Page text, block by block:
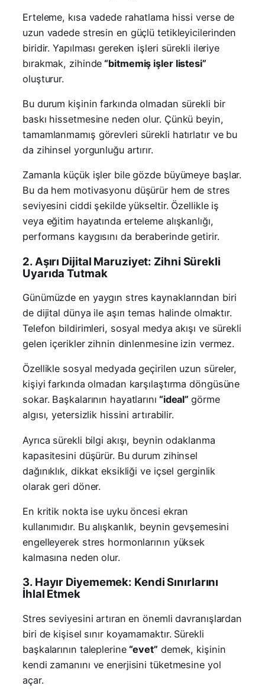
Erteleme, kısa vadede rahatlama hissi verse de
uzun vadede stresin en güçlü tetikleyicilerinden
biridir. Yapılması gereken işleri sürekli ileriye
bırakmak, zihinde “bitmemiş işler listesi”
oluşturur.
Bu durum kişinin farkında olmadan sürekli bir
baskı hissetmesine neden olur. Çünkü beyin,
tamamlanmamış görevleri sürekli hatırlatır ve bu
da zihinsel yorgunluğu artırır.
Zamanla küçük işler bile gözde büyümeye başlar.
Bu da hem motivasyonu düşürür hem de stres
seviyesini ciddi şekilde yükseltir. Özellikle iş
veya eğitim hayatında erteleme alışkanlığı,
performans kaygısını da beraberinde getirir.
2. Aşırı Dijital Maruziyet: Zihni Sürekli
Uyarıda Tutmak
Günümüzde en yaygın stres kaynaklarından biri
de dijital dünya ile aşırı temas halinde olmaktır.
Telefon bildirimleri, sosyal medya akışı ve sürekli
gelen içerikler zihnin dinlenmesine izin vermez.
Özellikle sosyal medyada geçirilen uzun süreler,
kişiyi farkında olmadan karşılaştırma döngüsüne
sokar. Başkalarının hayatlarını “ideal”görme
algısı, yetersizlik hissini artırabilir.
Ayrıca sürekli bilgi akışı, beynin odaklanma
kapasitesini düşürür. Bu durum zihinsel
dağınıklık, dikkat eksikliği ve içsel gerginlik
olarak geri döner.
En kritik nokta ise uyku öncesi ekran
kullanımıdır. Bu alışkanlık, beynin gevşemesini
engelleyerek stres hormonlarının yüksek
kalmasına neden olur.
3. Hayır Diyememek: Kendi Sınırlarını
İhlal Etmek
Stres seviyesini artıran en önemli davranışlardan
biri de kişisel sınır koyamamaktır. Sürekli
başkalarının taleplerine“evet” demek, kişinin
kendi zamanını ve enerjisini tüketmesine yol
açar.